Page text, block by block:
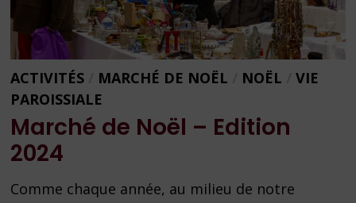
ACTIVITÉS MARCHÉ DE NOËL NOËL /VIE
PAROISSIALE
Marché de Noël – Edition
2024
Comme chaque année, au milieu de notre